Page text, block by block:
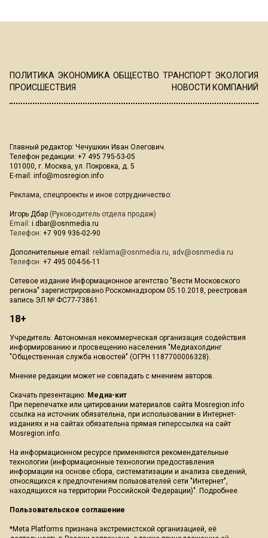
ПОЛИТИКА ЭКОНОМИКА ОБЩЕСТВО ТРАНСПОРТ ЭКОЛОГИЯ
ПРОИСШЕСТВИЯ
НОВОСТИ КОМПАНИЙ
Главный редактор: Чечушкин Иван Олегович.
Телефон редакции: +7 495 795-53-05
101000, г. Москва, ул. Покровка, д. 5
E-mail: info@mosregion.info
Реклама, спецпроекты и иное сотрудничество:
Игорь Дбар (Руководитель отдела продаж)
Email: i.dbar@osnmedia.ru
Телефон: +7 909 936-02-90
Дополнительные email: reklama@osnmedia.ru, adv@osnmedia.ru
Телефон: +7 495 004-56-11
Сетевое издание Информационное агентство "Вести Московского
региона" зарегистрировано Роскомнадзором 05.10.2018, реестровая
запись ЭЛ № ФС77-73861.
18+
Учредитель: Автономная некоммерческая организация содействия
информированию и просвещению населения "Медиахолдинг
"Общественная служба новостей" (ОГРН 1187700006328).
Мнение редакции может не совпадать с мнением авторов.
Скачать презентацию: Медиа-кит
При перепечатке или цитировании материалов сайта Mosregion.info
ссылка на источник обязательна, при использовании в Интернет-
изданиях и на сайтах обязательна прямая гиперссылка на сайт
Mosregion.info.
На информационном ресурсе применяются рекомендательные
технологии (информационные технологии предоставления
информации на основе сбора, систематизации и анализа сведений,
относящихся к предпочтениям пользователей сети "Интернет",
находящихся на территории Российской Федерации)". Подробнее.
Пользовательское соглашение
*Meta Platforms признана экстремистской организацией, её